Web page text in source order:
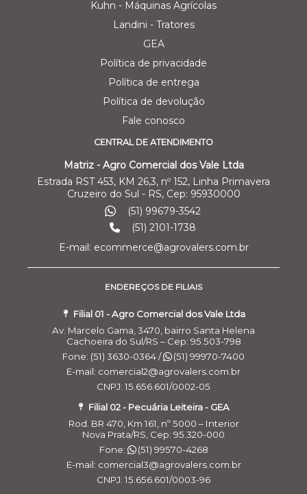
Kuhn - Máquinas Agrícolas
Landini - Tratores
GEA
Política de privacidade
Política de entrega
Política de devolução
Fale conosco
CENTRAL DE ATENDIMENTO
Matriz - Agro Comercial dos Vale Ltda
Estrada RST 453, KM 26,3, nº 152, Linha Primavera
Cruzeiro do Sul - RS, Cep: 95930000
(51) 99679-3542
(51) 2101-1738
E-mail: ecommerce@agrovalers.com.br
ENDEREÇOS DE FILIAIS
Filial 01 - Agro Comercial dos Vale Ltda
Av. Marcelo Gama, 3470, bairro Santa Helena
Cachoeira do Sul/RS – Cep: 95.503-798
Fone: (51) 3630-0364 /
(51) 99970-7400
E-mail: comercial2@agrovalers.com.br
CNPJ: 15.656.601/0002-05
Filial 02 - Pecuária Leiteira - GEA
Rod. BR 470, Km 161, nº 5000 – Interior
Nova Prata/RS, Cep: 95.320-000
Fone:
(51) 99570-4268
E-mail: comercial3@agrovalers.com.br
CNPJ: 15.656.601/0003-96